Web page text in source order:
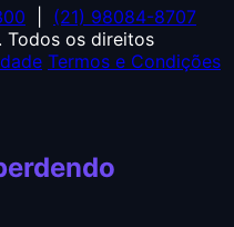
(21) 98084-8707
os direitos
Termos e Condições